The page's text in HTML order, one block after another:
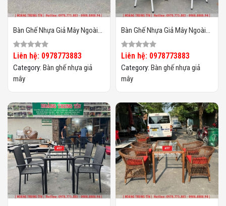
Bàn Ghế Nhựa Giả Mây Ngoài
Trời HTT133
Liên hệ: 0978773883
Category: Bàn ghế nhựa giả
mây
Bàn Ghế Nhựa Giả Mây Ngoài
Trời HTT132
Liên hệ: 0978773883
Category: Bàn ghế nhựa giả
mây